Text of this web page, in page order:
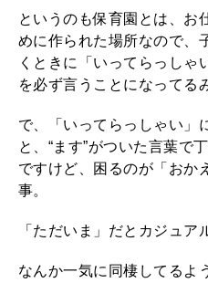
というのも保育園とは、お
めに作られた場所なので、
くときに「いってらっしゃ
を必ず言うことになってる
で、「いってらっしゃい」
と、“ます”がついた言葉で
ですけど、困るのが「おか
事。
「ただいま」だとカジュア
なんか一気に同棲してるよ